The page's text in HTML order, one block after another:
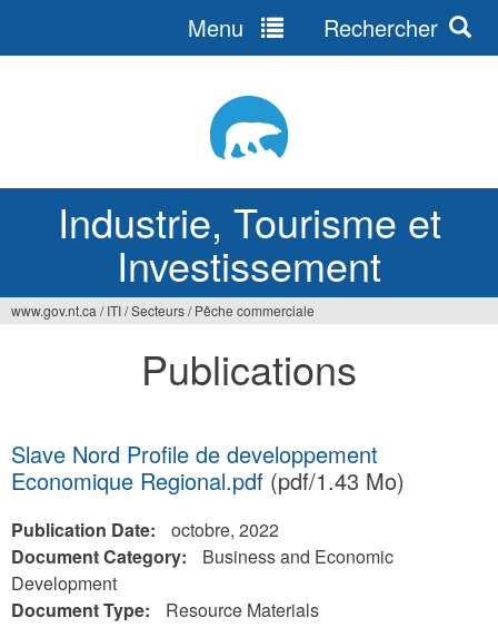
Industrie, Tourisme et
Investissement
Menu Rechercher
www.gov.nt.ca / ITI/Secteurs/ Pêche commerciale
Publications
Slave Nord Profile de developpement
Economique Regional.pdf (pdf/1.43 Mo)
Publication Date:
octobre, 2022
Document Category:
Business and Economic
Development
Document Type:
Resource Materials